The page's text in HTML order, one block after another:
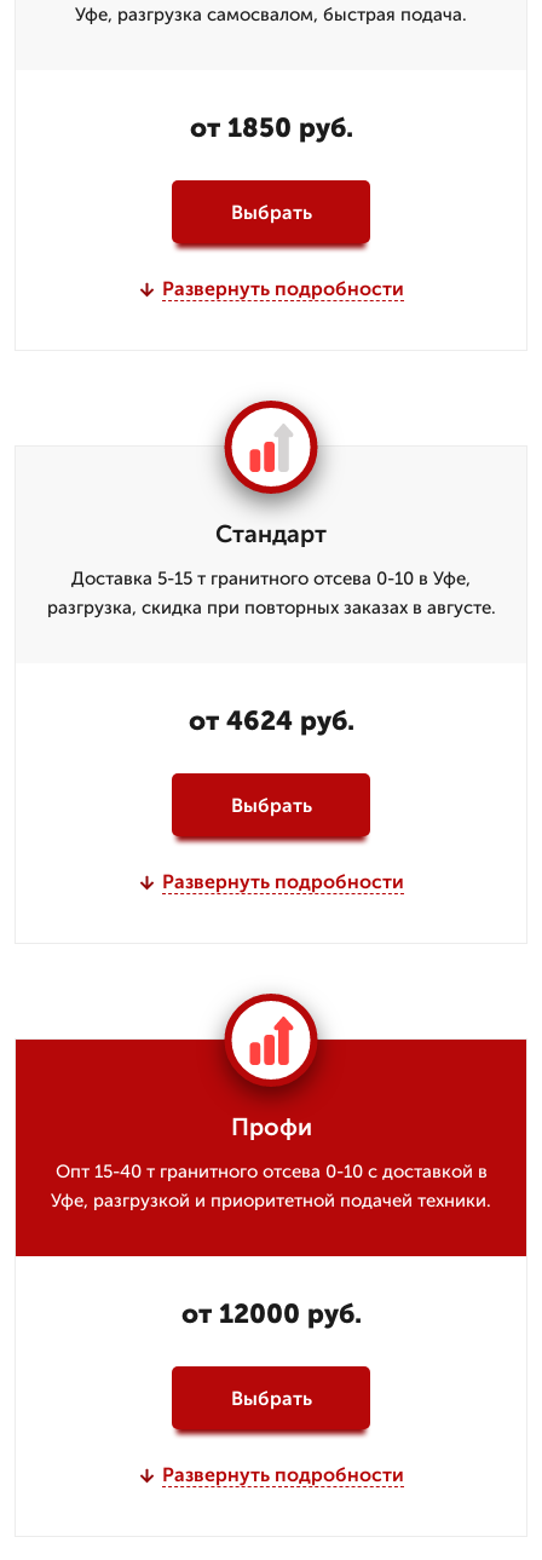
Уфе, разгрузка самосвалом, быстрая подача.
от 1850 руб.
Выбрать
Развернуть подробности
Стандарт
Доставка 5-15 т гранитного отсева 0-10 в Уфе,
разгрузка, скидка при повторных заказах в августе.
от 4624 руб.
Выбрать
Развернуть подробности
Профи
Опт 15-40 т гранитного отсева 0-10 с доставкой в
Уфе, разгрузкой и приоритетной подачей техники.
от 12000 руб.
Выбрать
Развернуть подробности